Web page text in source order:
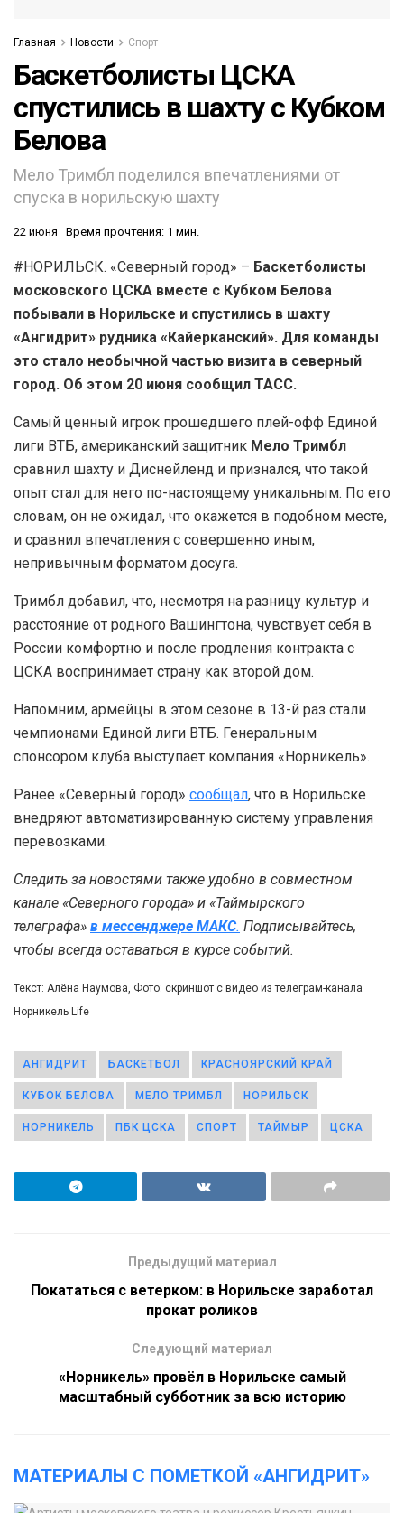
Главная Новости Спорт
Баскетболисты ЦСКА
спустились в шахту с Кубком
Белова
Мело Тримбл поделился впечатлениями от
спуска в норильскую шахту
22 июня Время прочтения: 1 мин.
#НОРИЛЬСК. «Северный город» – Баскетболисты
московского ЦСКА вместе с Кубком Белова
побывали в Норильске и спустились в шахту
«Ангидрит» рудника «Кайерканский». Для команды
это стало необычной частью визита в северный
город. Об этом 20 июня сообщил ТАСС.
Самый ценный игрок прошедшего плей-офф Единой
лиги ВТБ, американский защитник Мело Тримбл
сравнил шахту и Диснейленд и признался, что такой
опыт стал для него по-настоящему уникальным. По его
словам, он не ожидал, что окажется в подобном месте,
и сравнил впечатления с совершенно иным,
непривычным форматом досуга.
Тримбл добавил, что, несмотря на разницу культур и
расстояние от родного Вашингтона, чувствует себя в
России комфортно и после продления контракта с
ЦСКА воспринимает страну как второй дом.
Напомним, армейцы в этом сезоне в 13-й раз стали
чемпионами Единой лиги ВТБ. Генеральным
спонсором клуба выступает компания «Норникель».
Ранее «Северный город» сообщал, что в Норильске
внедряют автоматизированную систему управления
перевозками.
Следить за новостями также удобно в совместном
канале «Северного города» и «Таймырского
телеграфа» в мессенджере MAКС. Подписывайтесь,
чтобы всегда оставаться в курсе событий.
Текст: Алёна Наумова, Фото: скриншот с видео из телеграм-канала
Норникель Life
АНГИДРИТ БАСКЕТБОЛ КРАСНОЯРСКИЙ КРАЙ
КУБОК БЕЛОВА МЕЛО ТРИМБЛ НОРИЛЬСК
НОРНИКЕЛЬ ПБК ЦСКА СПОРТ ТАЙМЫР ЦСКА
Предыдущий материал
Покататься с ветерком: в Норильске заработал
прокат роликов
Следующий материал
«Норникель» провёл в Норильске самый
масштабный субботник за всю историю
МАТЕРИАЛЫ С ПОМЕТКОЙ «АНГИДРИТ»